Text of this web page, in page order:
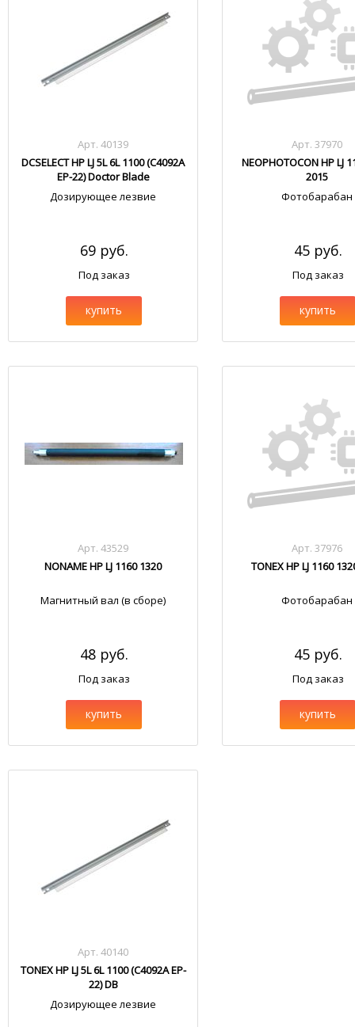
Арт. 40139
DCSELECT HP LJ 5L 6L 1100 (C4092A
EP-22) Doctor Blade
Дозирующее лезвие
69 руб.
Под заказ
купить
Арт. 37970
NEOPHOTOCON HP LJ
2015
Фотобарабан
45 руб.
Под заказ
купить
Арт. 43529
NONAME HP LJ 1160 1320
Магнитный вал (в сборе)
48 руб.
Под заказ
купить
Арт. 37976
TONEX HP LJ 1160
Фотобарабан
45 руб.
Под заказ
купить
Арт. 40140
TONEX HP LJ 5L 6L 1100 (C4092A EP-
22) DB
Дозирующее лезвие